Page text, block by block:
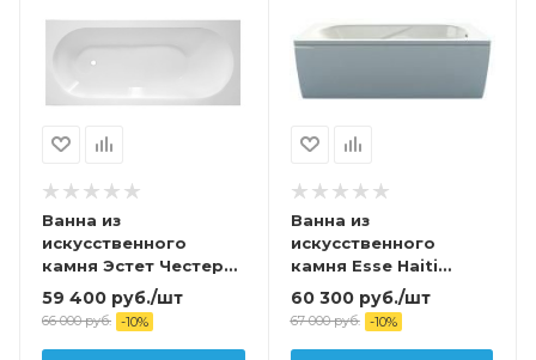
Ванна из
искусственного
камня Эстет Честер
170х75 с
возможностью
изменения размера
(комплект) с
59 400 руб./шт
66 000руб. -10%
Ванна из
искусственного
камня Esse Haiti
150*75
60 300руб./шт
67 000руб. -10%